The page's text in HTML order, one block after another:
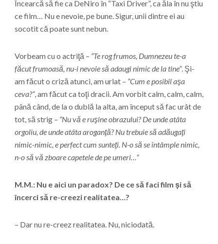
Încearcă să fie ca DeNiro în “Taxi Driver”, ca ăla în nu ştiu
ce film… Nu e nevoie, pe bune. Sigur, unii dintre ei au
socotit că poate sunt nebun.
Vorbeam cu o actriţă – “Te rog frumos, Dumnezeu te-a
făcut frumoasă, nu-i nevoie să adaugi nimic de la tine”. Şi-
am făcut o criză atunci, am urlat – “Cum e posibil aşa
ceva?”, am făcut ca toţi dracii. Am vorbit calm, calm, calm,
până când, de la o dublă la alta, am început să fac urât de
tot, să strig – “Nu vă e ruşine obrazului? De unde atâta
orgoliu, de unde atâta aroganţă? Nu trebuie să adăugaţi
nimic-nimic, e perfect cum sunteţi. N-o să se întâmple nimic,
n-o să vă zboare capetele de pe umeri…”
M.M.: Nu e aici un paradox? De ce să faci film şi să
încerci să re-creezi realitatea…?
– Dar nu re-creez realitatea. Nu, niciodată.